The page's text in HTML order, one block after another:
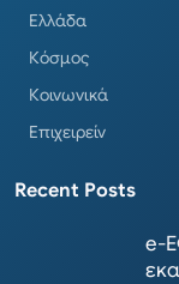
Ελλάδα
Κόσμος
Κοινωνικά
Επιχειρείν
Recent Posts
e-